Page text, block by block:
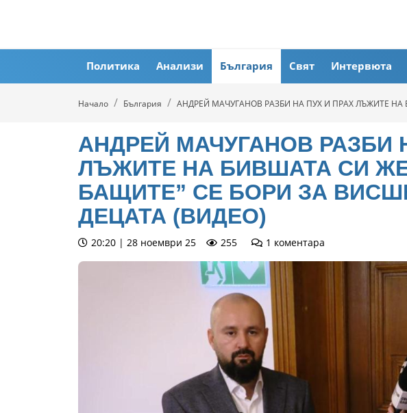
Политика Анализи България Свят Интервюта
Начало България АНДРЕЙ МАЧУГАНОВ РАЗБИ НА ПУХ И ПРАХ ЛЪЖИТЕ
АНДРЕЙ МАЧУГАНОВ РАЗБИ
ЛЪЖИТЕ НА БИВШАТА СИ
БАЩИТЕ” СЕ БОРИ ЗА
ДЕЦАТА (ВИДЕО)
20:20 | 28 ноември 25 255 1 коментара